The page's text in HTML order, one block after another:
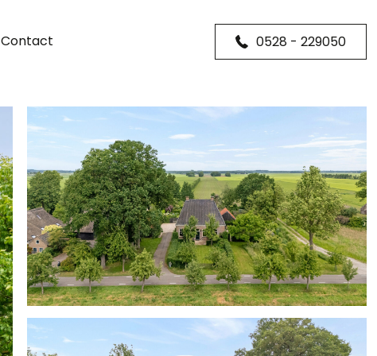
Contact 0528 - 229050